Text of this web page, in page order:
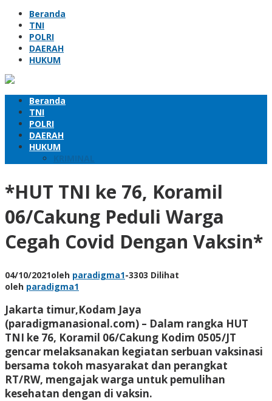
Beranda
TNI
POLRI
DAERAH
HUKUM
Beranda
TNI
POLRI
DAERAH
HUKUM
KRIMINAL
*HUT TNI ke 76, Koramil
06/Cakung Peduli Warga
Cegah Covid Dengan Vaksin*
04/10/2021oleh paradigma1-3303 Dilihat
oleh paradigma1
Jakarta timur,Kodam Jaya
(paradigmanasional.com) – Dalam rangka HUT
TNI ke 76, Koramil 06/Cakung Kodim 0505/JT
gencar melaksanakan kegiatan serbuan vaksinasi
bersama tokoh masyarakat dan perangkat
RT/RW, mengajak warga untuk pemulihan
kesehatan dengan di vaksin.